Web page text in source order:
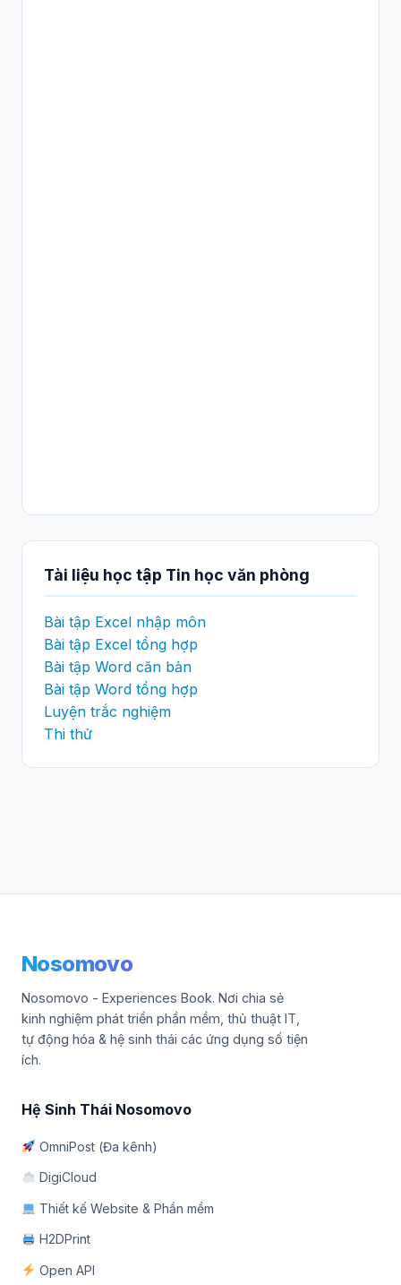
Tài liệu học tập Tin học văn phòng
Bài tập Excel nhập môn
Bài tập Excel tổng hợp
Bài tập Word căn bản
Bài tập Word tổng hợp
Luyện trắc nghiệm
Thi thử
Nosomovo
Nosomovo - Experiences Book. Nơi chia sẻ
kinh nghiệm phát triển phần mềm, thủ thuật IT,
tự động hóa & hệ sinh thái các ứng dụng số tiện
ích.
Hệ Sinh Thái Nosomovo
OmniPost (Đa kênh)
DigiCloud
Thiết kế Website & Phần mềm
H2DPrint
Open API